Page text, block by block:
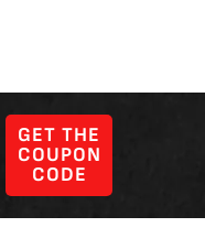
GET THE
COUPON
CODE